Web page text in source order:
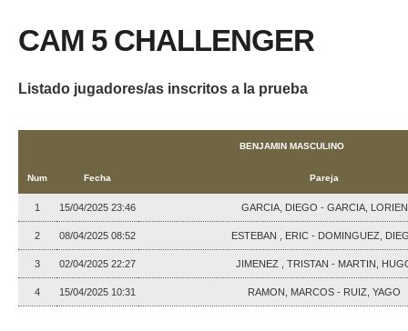
CAM 5 CHALLENGER
Listado jugadores/as inscritos a la prueba
BENJAMIN MASCULINO
Num Fecha Pareja
1 15/04/2025 23:46 GARCIA, DIEGO - GARCIA, LORIEN
2 08/04/2025 08:52 ESTEBAN , ERIC - DOMINGUEZ,
3 02/04/2025 22:27 JIMENEZ , TRISTAN - MARTIN,
4 15/04/2025 10:31 RAMON, MARCOS - RUIZ, YAGO